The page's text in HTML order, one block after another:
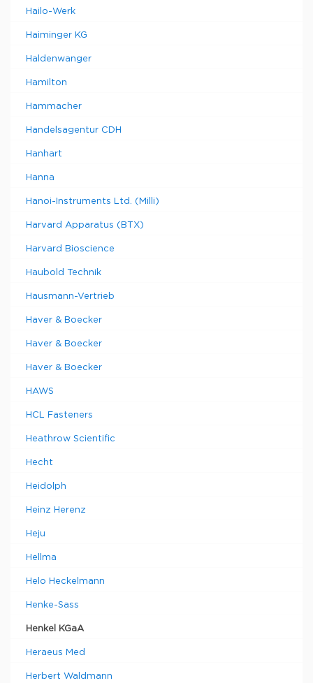
Hailo-Werk
Haiminger KG
Haldenwanger
Hamilton
Hammacher
Handelsagentur CDH
Hanhart
Hanna
Hanoi-Instruments Ltd. (Milli)
Harvard Apparatus (BTX)
Harvard Bioscience
Haubold Technik
Hausmann-Vertrieb
Haver & Boecker
Haver & Boecker
Haver & Boecker
HAWS
HCL Fasteners
Heathrow Scientific
Hecht
Heidolph
Heinz Herenz
Heju
Hellma
Helo Heckelmann
Henke-Sass
Henkel KGaA
Heraeus Med
Herbert Waldmann